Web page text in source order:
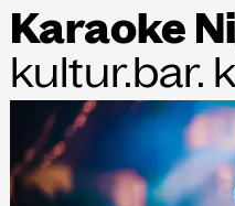
Karaoke
kultur.bar.